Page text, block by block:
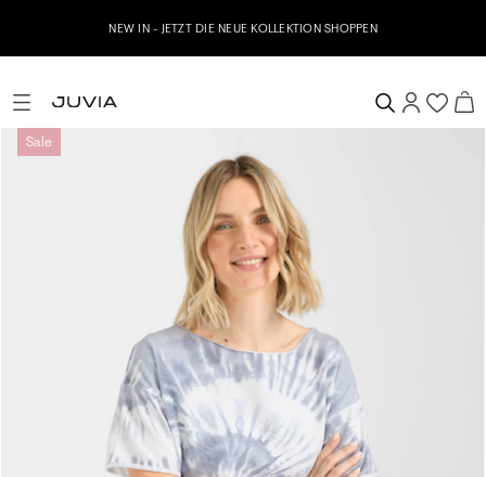
NEW IN - JETZT DIE NEUE KOLLEKTION SHOPPEN
Sale